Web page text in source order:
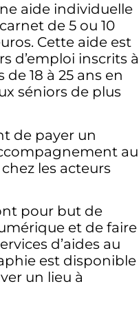
aide individuelle
de 5 ou 10
Cette aide est
d’emploi inscrits à
de 18 à 25 ans en
séniors de plus
de payer un
au
les acteurs
pour but de
et de faire
d’aides au
est disponible
un lieu à